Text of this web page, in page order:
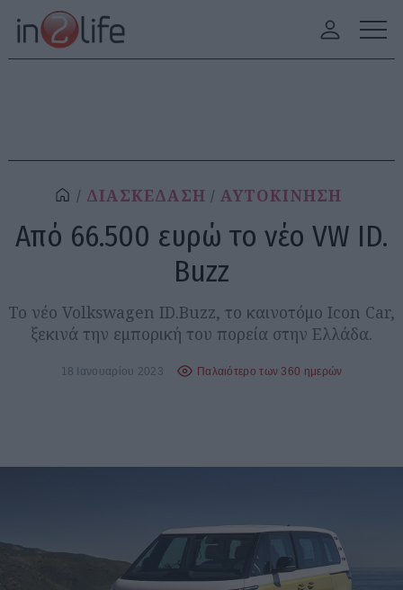
ΔΙΑΣΚΕΔΑΣΗ ΑΥΤΟΚΙΝΗΣΗ
Από 66.500 ευρώ το νέο VW ID.
Buzz
Το νέο Volkswagen ID.Buzz, το καινοτόμο Icon Car,
ξεκινά την εμπορική του πορεία στην Ελλάδα.
18 Ιανουαρίου 2023 Παλαιότερο των 360 ημερών